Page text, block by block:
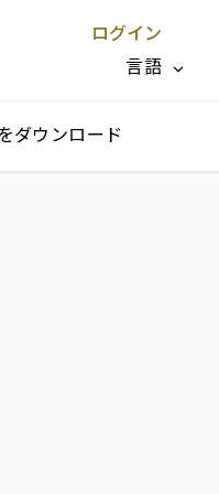
ログイン
言語
閉じる X
ダウンロード